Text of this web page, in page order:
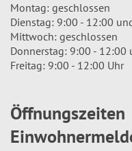
Montag: geschlossen
Dienstag: 9:00 - 12:00
Mittwoch: geschlossen
Donnerstag: 9:00 - 12:00
Freitag: 9:00 - 12:00 Uhr
Öffnungszeiten